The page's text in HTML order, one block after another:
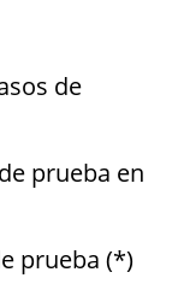
de
prueba en
prueba (*)